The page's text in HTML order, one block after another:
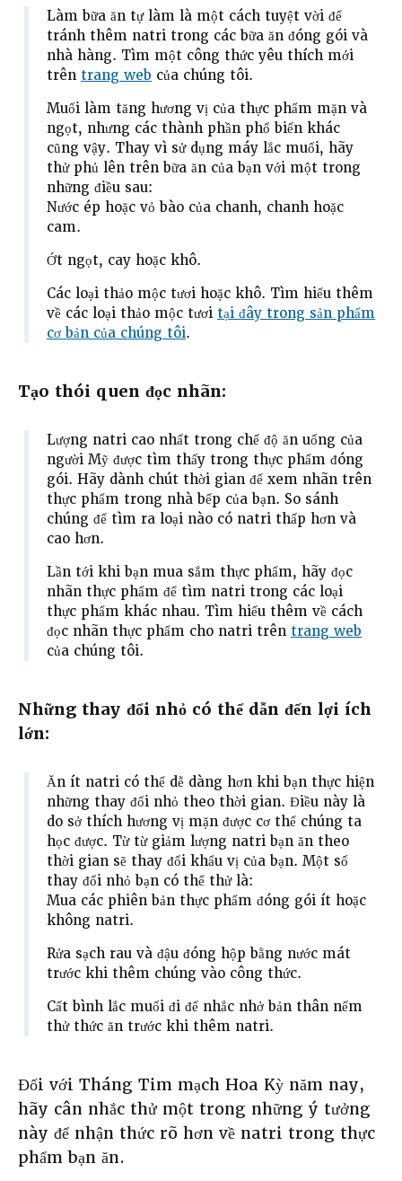
Làm bữa ăn tự làm là một cách tuyệt vời để
tránh thêm natri trong các bữa ăn đóng gói và
nhà hàng. Tìm một công thức yêu thích mới
trên trang web của chúng tôi.
Muối làm tăng hương vị của thực phẩm mặn và
ngọt, nhưng các thành phần phổ biến khác
cũng vậy. Thay vì sử dụng máy lắc muối, hãy
thử phủ lên trên bữa ăn của bạn với một trong
những điều sau:
Nước ép hoặc vỏ bào của chanh, chanh hoặc
cam.
Ớt ngọt, cay hoặc khô.
Các loại thảo mộc tươi hoặc khô. Tìm hiểu thêm
về các loại thảo mộc tươi tại đây trong sản phẩm
cơ bản của chúng tôi.
Tạo thói quen đọc nhãn:
Lượng natri cao nhất trong chế độ ăn uống của
người Mỹ được tìm thấy trong thực phẩm đóng
gói. Hãy dành chút thời gian để xem nhãn trên
thực phẩm trong nhà bếp của bạn. So sánh
chúng để tìm ra loại nào có natri thấp hơn và
cao hơn.
Lần tới khi bạn mua sắm thực phẩm, hãy đọc
nhãn thực phẩm để tìm natri trong các loại
thực phẩm khác nhau. Tìm hiểu thêm về cách
đọc nhãn thực phẩm cho natri trên trang web
của chúng tôi.
Những thay đổi nhỏ có thể dẫn đến lợi ích
lớn:
Ăn ít natri có thể dễ dàng hơn khi bạn thực hiện
những thay đổi nhỏ theo thời gian. Điều này là
do sở thích hương vị mặn được cơ thể chúng ta
học được. Từ từ giảm lượng natri bạn ăn theo
thời gian sẽ thay đổi khẩu vị của bạn. Một số
thay đổi nhỏ bạn có thể thử là:
Mua các phiên bản thực phẩm đóng gói ít hoặc
không natri.
Rửa sạch rau và đậu đóng hộp bằng nước mát
trước khi thêm chúng vào công thức.
Cất bình lắc muối đi để nhắc nhở bản thân nếm
thử thức ăn trước khi thêm natri.
Đối với Tháng Tim mạch Hoa Kỳ năm nay,
hãy cân nhắc thử một trong những ý tưởng
này để nhận thức rõ hơn về natri trong thực
phẩm bạn ăn.